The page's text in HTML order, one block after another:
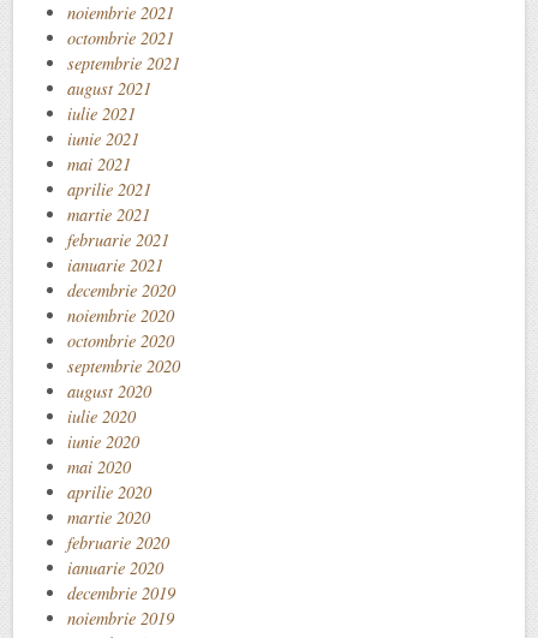
noiembrie 2021
octombrie 2021
septembrie 2021
august 2021
iulie 2021
iunie 2021
mai 2021
aprilie 2021
martie 2021
februarie 2021
ianuarie 2021
decembrie 2020
noiembrie 2020
octombrie 2020
septembrie 2020
august 2020
iulie 2020
iunie 2020
mai 2020
aprilie 2020
martie 2020
februarie 2020
ianuarie 2020
decembrie 2019
noiembrie 2019